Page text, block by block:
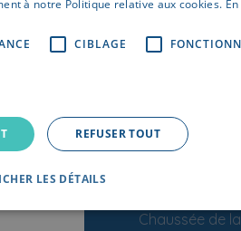
09
BE
Chaussée de
à notre Politique relative aux cookies.
CIBLAGE
REFUSER TOUT
LES DÉTAILS